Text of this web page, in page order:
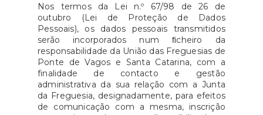
Nos termos da Lei n.º 67/98 de 26 de
outubro (Lei de Proteção de Dados
Pessoais), os dados pessoais transmitidos
serão incorporados num ﬁcheiro da
responsabilidade da União das Freguesias de
Ponte de Vagos e Santa Catarina, com a
finalidade de contacto e gestão
administrativa da sua relação com a Junta
da Freguesia, designadamente, para efeitos
de comunicação com a mesma, inscrição